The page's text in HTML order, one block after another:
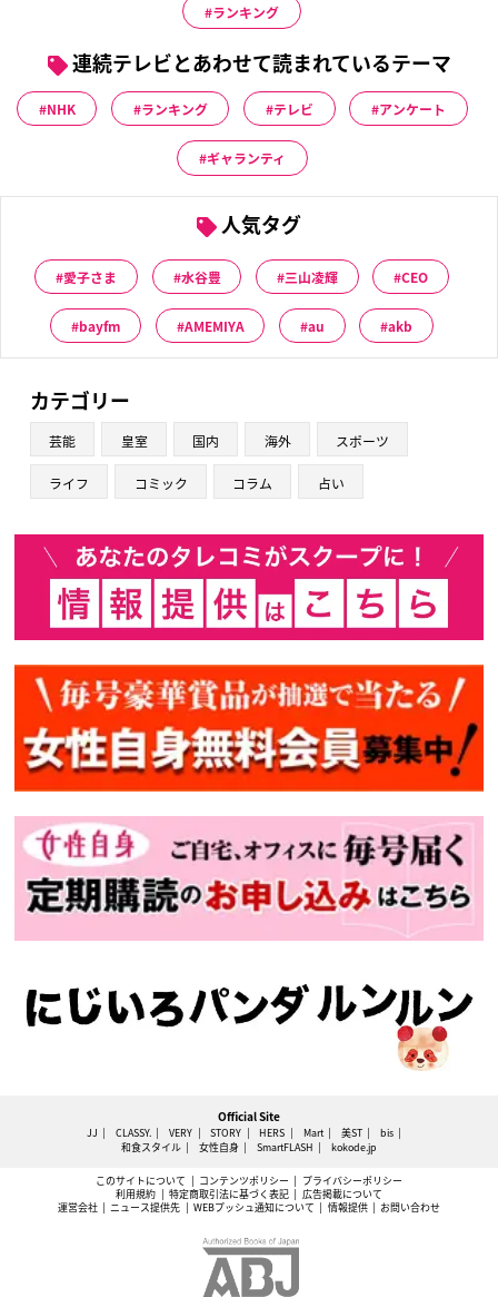
ランキング
連続テレビとあわせて読まれているテーマ
NHK ランキング テレビ アンケート
ギャランティ
人気タグ
愛子さま 水谷豊 三山凌輝 CEO
bayfm AMEMIYA au akb
カテゴリー
芸能 皇室 国内 海外 スポーツ
ライフ コミック コラム 占い
Official Site
JJ CLASSY. VERY STORY HERS Mart 美ST
bis
和食スタイル
女性自身 SmartFLASH kokode.jp
このサイトについて コンテンツポリシー
プライバシーポリシー
利用規約
特定商取引法に基づく表記
広告掲載について
運営会社
ニュース提供先 WEBプッシュ通知について 情報提供 お問い合わせ